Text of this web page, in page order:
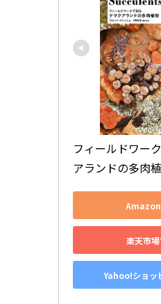
フィールドワー
アランドの多肉
Amazon
楽天市
Yahoo!ショッ